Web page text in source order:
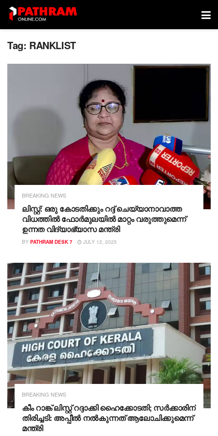
Tag: RANKLIST
BREAKING NEWS
ലിസ്റ്റ്: ഒരു കോടതിക്കും റദ്ദ് ചെയ്യാനാവാത്ത
വിധത്തിൽ ഫോർമുലയിൽ മാറ്റം വരുത്തുമെന്ന്
ഉന്നത വിദ്യാഭ്യാസ മന്ത്രി
BY PATHRAM DESK 7 JULY 12, 2025
BREAKING NEWS
കീം റാങ്ക് ലിസ്റ്റ് റദ്ദാക്കി ഹൈക്കോടതി; സർക്കാരിന്
തിരിച്ചടി: അപ്പീൽ നൽകുന്നത് ആലോചിക്കുമെന്ന്
മന്ത്രി